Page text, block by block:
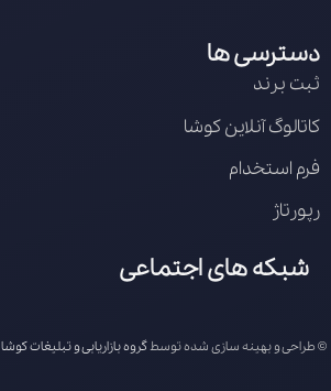
دسترسی ها
ثبت برند
کاتالوگ آنلاین کوشا
فرم استخدام
رپورتاژ
شبکه های اجتماعی
© طراحی و بهینه سازی شده توسطگروه بازاریابی و تبلیغات کوشا